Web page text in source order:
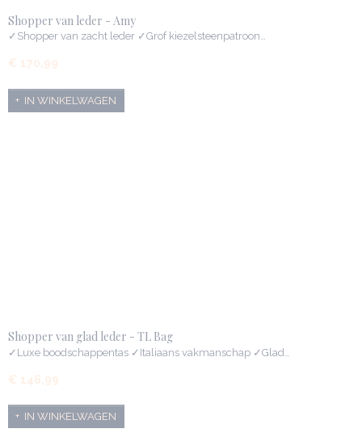
Shopper van leder - Amy
✓Shopper van zacht leder ✓Grof kiezelsteenpatroon…
€ 170,99
IN WINKELWAGEN
Shopper van glad leder - TL Bag
✓Luxe boodschappentas ✓Italiaans vakmanschap ✓Glad…
€ 146,99
IN WINKELWAGEN